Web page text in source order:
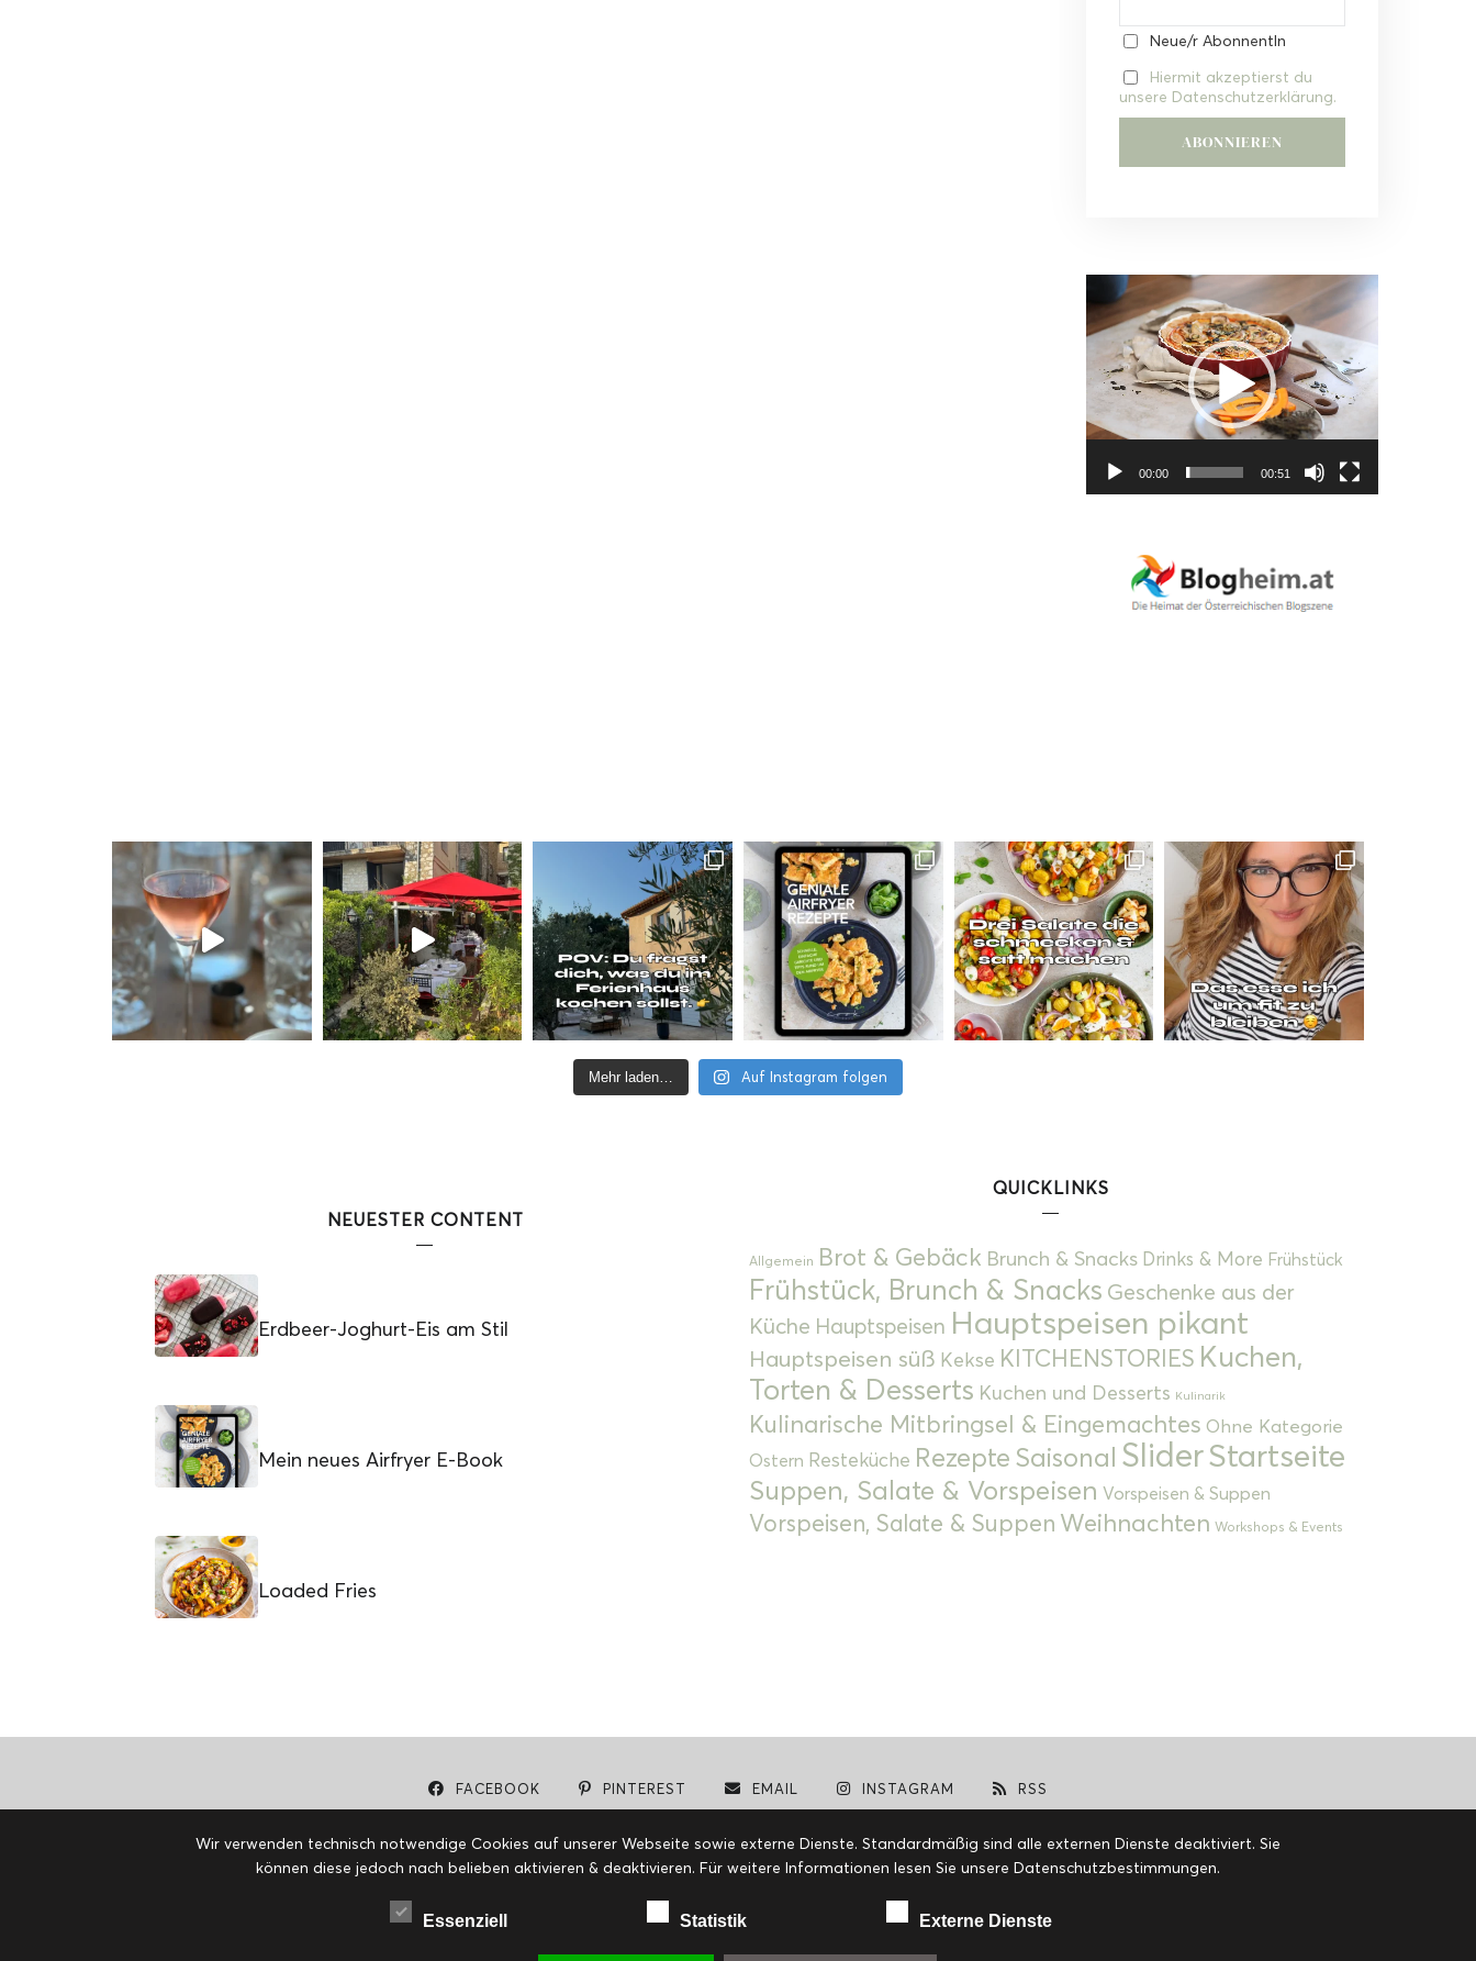
Neue/r AbonnentIn
Hiermit akzeptierst du
unsere Datenschutzerklärung.
Video-
Player
00:00 00:51
Mehr laden… Auf Instagram folgen
NEUESTER CONTENT
Erdbeer-Joghurt-Eis am Stil
Mein neues Airfryer E-Book
Loaded Fries
QUICKLINKS
Allgemein Brot & Gebäck Brunch & Snacks Drinks & More Frühstück
Frühstück, Brunch & Snacks Geschenke aus der
Küche Hauptspeisen Hauptspeisen pikant
Hauptspeisen süß Kekse KITCHENSTORIES Kuchen,
Torten & Desserts Kuchen und Desserts Kulinarik
Kulinarische Mitbringsel & Eingemachtes Ohne Kategorie
Ostern Resteküche Rezepte Saisonal SliderStartseite
Suppen, Salate & Vorspeisen Vorspeisen & Suppen
Vorspeisen, Salate & Suppen Weihnachten Workshops & Events
FACEBOOK PINTEREST EMAIL INSTAGRAM RSS
Wir verwenden technisch notwendige Cookies auf unserer Webseite sowie externe Dienste. Standardmäßig sind alle externen Dienste deaktiviert. Sie
können diese jedoch nach belieben aktivieren & deaktivieren. Für weitere Informationen lesen Sie unsere Datenschutzbestimmungen.
Essenziell Statistik Externe Dienste